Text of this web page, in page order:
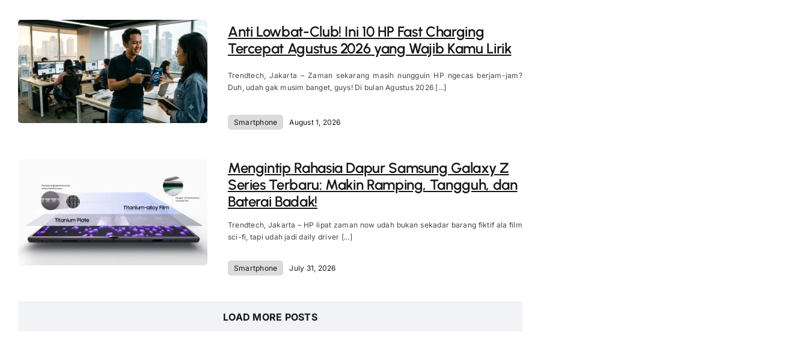
Anti Lowbat-Club! Ini 10 HP Fast Charging
Tercepat Agustus 2026 yang Wajib Kamu Lirik
Trendtech, Jakarta – Zaman sekarang masih nungguin HP ngecas berjam-jam?
Duh, udah gak musim banget, guys! Di bulan Agustus 2026 [...]
Smartphone August 1, 2026
Mengintip Rahasia Dapur Samsung Galaxy Z
Series Terbaru: Makin Ramping, Tangguh, dan
Baterai Badak!
Trendtech, Jakarta – HP lipat zaman now udah bukan sekadar barang fiktif ala film
sci-fi, tapi udah jadi daily driver [...]
Smartphone July 31, 2026
LOAD MORE POSTS